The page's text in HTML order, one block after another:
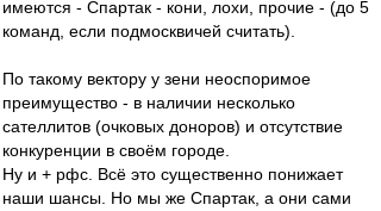
имеются - Спартак - кони, лохи, прочие - (до 5
команд, если подмосквичей считать).
По такому вектору у зени неоспоримое
преимущество - в наличии несколько
сателлитов (очковых доноров) и отсутствие
конкуренции в своём городе.
Ну и + рфс. Всё это существенно понижает
наши шансы. Но мы же Спартак, а они сами